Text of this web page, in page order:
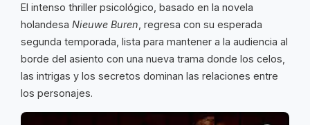
El intenso thriller psicológico, basado en la novela
holandesa Nieuwe Buren , regresa con su esperada
segunda temporada, lista para mantener a la audiencia al
borde del asiento con una nueva trama donde los celos,
las intrigas y los secretos dominan las relaciones entre
los personajes.